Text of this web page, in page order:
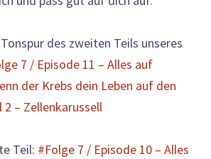
des zweiten Teils unseres
7 / Episode 11 – Alles auf
der Krebs dein Leben auf den
– Zellenkarussell
Teil: #Folge 7 / Episode 10 – Alles